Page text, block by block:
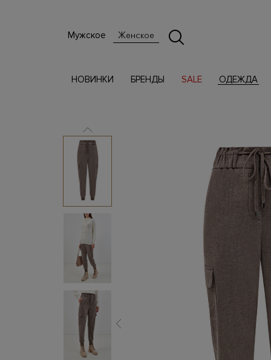
Мужское Женское
НОВИНКИ БРЕНДЫ SALE ОДЕЖДА